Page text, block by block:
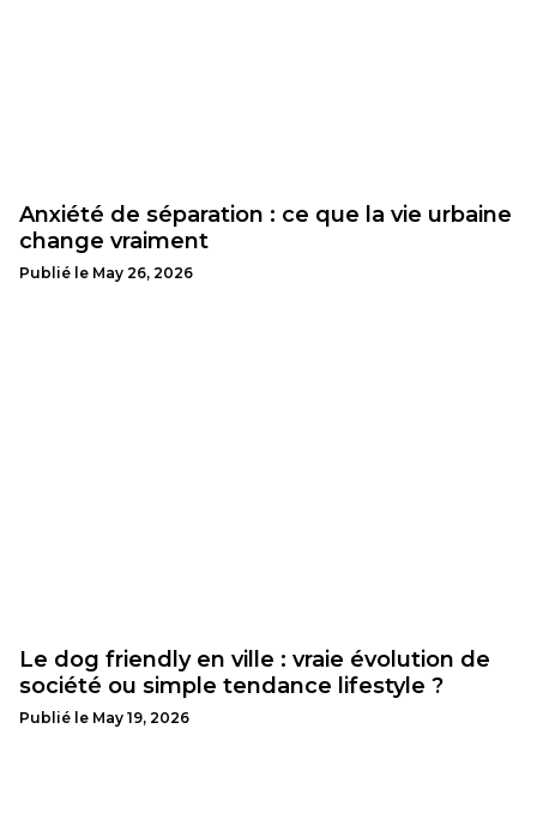
Anxiété de séparation : ce que la vie urbaine
change vraiment
Publié le May 26, 2026
Le dog friendly en ville : vraie évolution de
société ou simple tendance lifestyle ?
Publié le May 19, 2026